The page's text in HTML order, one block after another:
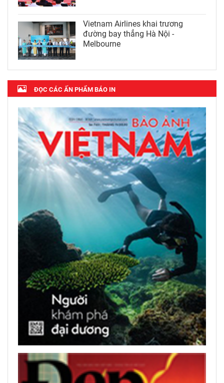
Vietnam Airlines khai trương
đường bay thẳng Hà Nội -
Melbourne
ĐỌC CÁC ẤN PHẨM BÁO IN